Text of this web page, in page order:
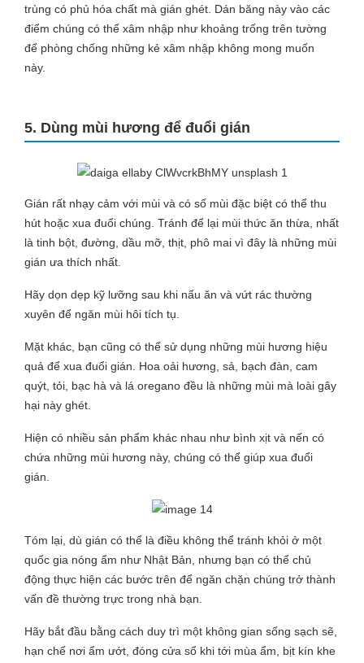
trùng có phủ hóa chất mà gián ghét. Dán băng này vào các
điểm chúng có thể xâm nhập như khoảng trống trên tường
để phòng chống những kẻ xâm nhập không mong muốn
này.
5. Dùng mùi hương để đuổi gián
Gián rất nhạy cảm với mùi và có số mùi đặc biệt có thể thu
hút hoặc xua đuổi chúng. Tránh để lại mùi thức ăn thừa, nhất
là tinh bột, đường, dầu mỡ, thịt, phô mai vì đây là những mùi
gián ưa thích nhất.
Hãy dọn dẹp kỹ lưỡng sau khi nấu ăn và vứt rác thường
xuyên để ngăn mùi hôi tích tụ.
Mặt khác, bạn cũng có thể sử dụng những mùi hương hiệu
quả để xua đuổi gián. Hoa oải hương, sả, bạch đàn, cam
quýt, tỏi, bạc hà và lá oregano đều là những mùi mà loài gây
hại này ghét.
Hiện có nhiều sản phẩm khác nhau như bình xịt và nến có
chứa những mùi hương này, chúng có thể giúp xua đuổi
gián.
Tóm lại, dù gián có thể là điều không thể tránh khỏi ở một
quốc gia nóng ẩm như Nhật Bản, nhưng bạn có thể chủ
động thực hiện các bước trên để ngăn chặn chúng trở thành
vấn đề thường trực trong nhà bạn.
Hãy bắt đầu bằng cách duy trì một không gian sống sạch sẽ,
hạn chế nơi ẩm ướt, đóng cửa sổ khi tới mùa ẩm, bịt kín khe